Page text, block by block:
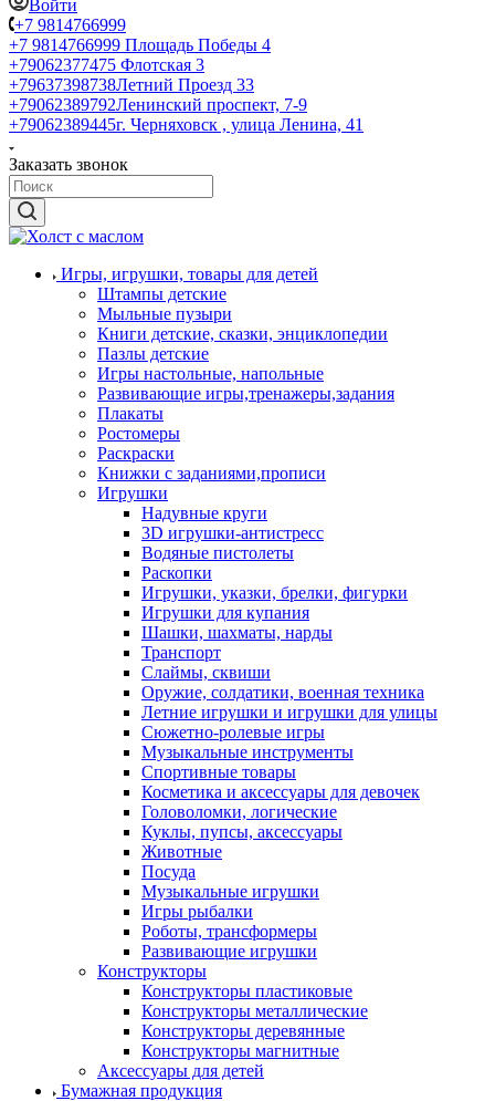
Войти
+7 9814766999
+7 9814766999 Площадь Победы 4
+79062377475 Флотская 3
+79637398738Летний Проезд 33
+79062389792Ленинский проспект, 7-9
+79062389445г. Черняховск , улица Ленина, 41
Заказать звонок
Игры, игрушки, товары для детей
Штампы детские
Мыльные пузыри
Книги детские, сказки, энциклопедии
Пазлы детские
Игры настольные, напольные
Развивающие игры,тренажеры,задания
Плакаты
Ростомеры
Раскраски
Книжки с заданиями,прописи
Игрушки
Надувные круги
3D игрушки-антистресс
Водяные пистолеты
Раскопки
Игрушки, указки, брелки, фигурки
Игрушки для купания
Шашки, шахматы, нарды
Транспорт
Слаймы, сквиши
Оружие, солдатики, военная техника
Летние игрушки и игрушки для улицы
Сюжетно-ролевые игры
Музыкальные инструменты
Спортивные товары
Косметика и аксессуары для девочек
Головоломки, логические
Куклы, пупсы, аксессуары
Животные
Посуда
Музыкальные игрушки
Игры рыбалки
Роботы, трансформеры
Развивающие игрушки
Конструкторы
Конструкторы пластиковые
Конструкторы металлические
Конструкторы деревянные
Конструкторы магнитные
Аксессуары для детей
Бумажная продукция